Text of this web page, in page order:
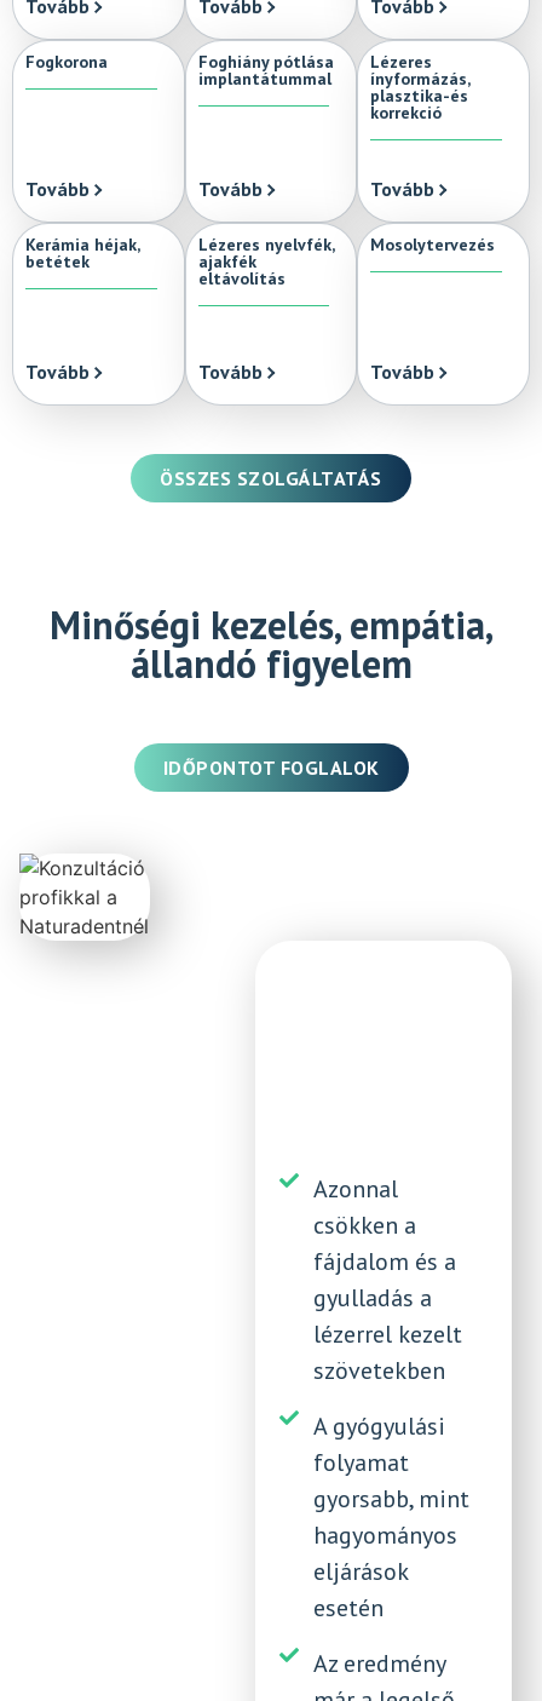
Tovább Tovább Tovább
Fogkorona
Tovább
Foghiány pótlása
implantátummal
Tovább
Lézeres
ínyformázás,
plasztika-és
korrekció
Tovább
Kerámia héjak,
betétek
Tovább
Lézeres nyelvfék,
ajakfék
eltávolítás
Tovább
Mosolytervezés
Tovább
ÖSSZES SZOLGÁLTATÁS
Minőségi kezelés, empátia,
állandó figyelem
IDŐPONTOT FOGLALOK
Azonnal
csökken a
fájdalom és a
gyulladás a
lézerrel kezelt
szövetekben
A gyógyulási
folyamat
gyorsabb, mint
hagyományos
eljárások
esetén
Az eredmény